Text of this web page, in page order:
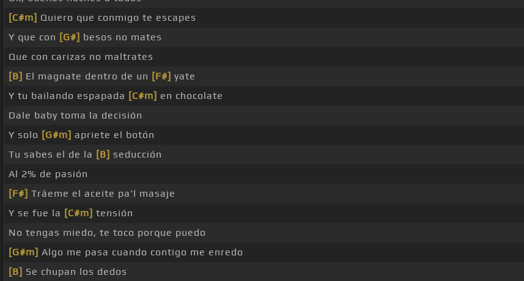
[C#m] Quiero que conmigo te escapes
Y que con [G#] besos no mates
Que con carizas no maltrates
[B] El magnate dentro de un [F#] yate
Y tu bailando espapada [C#m] en chocolate
Dale baby toma la decisión
Y solo [G#m] apriete el botón
Tu sabes el de la [B] seducción
Al 2% de pasión
[F#] Tráeme el aceite pa'l masaje
Y se fue la [C#m] tensión
No tengas miedo, te toco porque puedo
[G#m] Algo me pasa cuando contigo me enredo
[B] Se chupan los dedos